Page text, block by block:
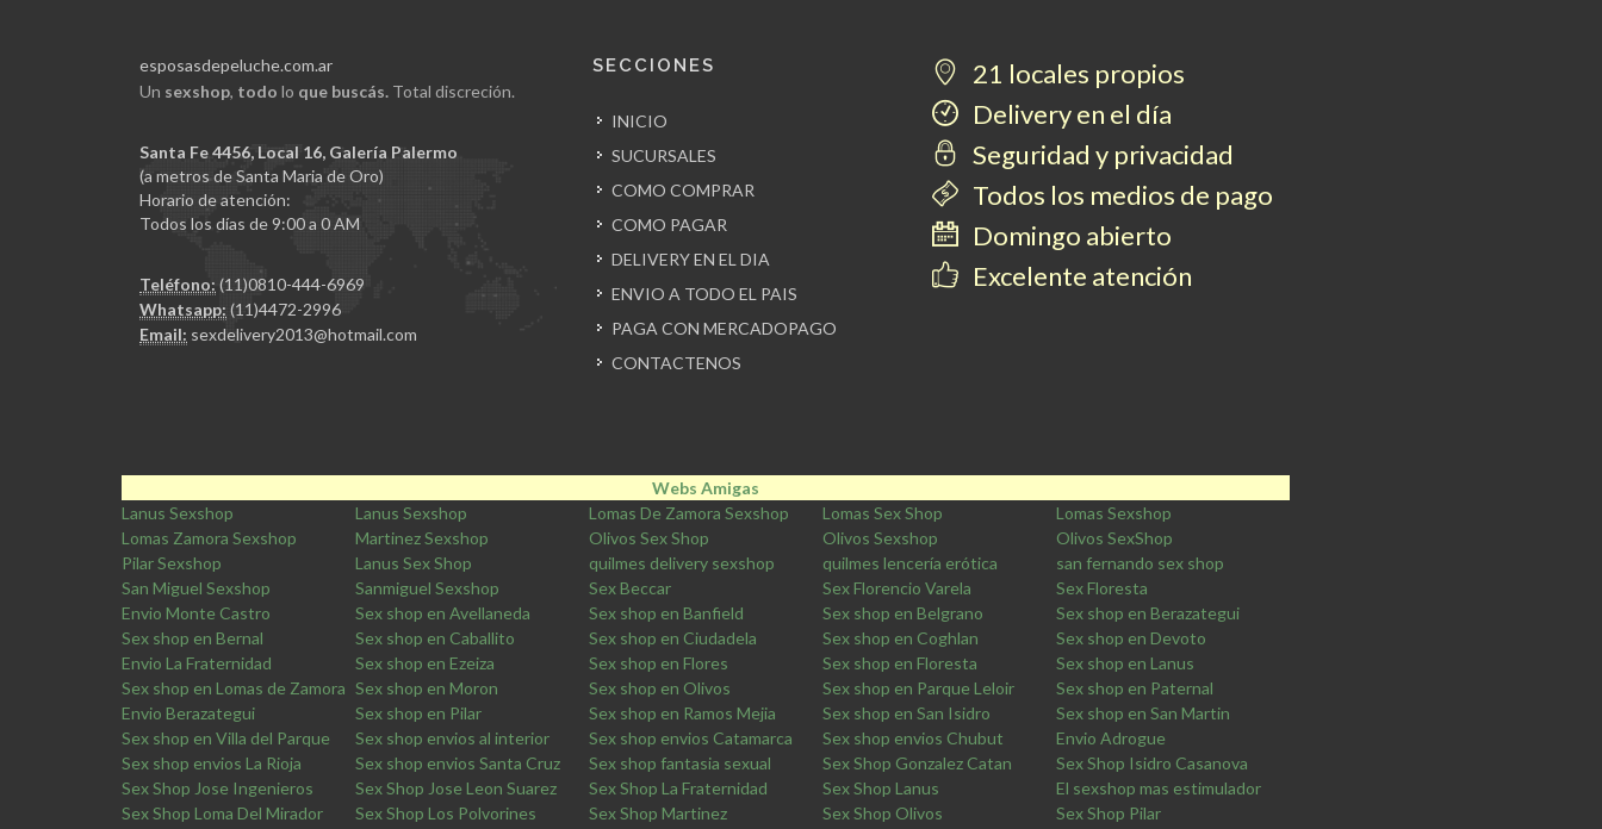
esposasdepeluche.com.ar
Un sexshop, todo lo que buscás. Total discreción.
Santa Fe 4456, Local 16, Galería Palermo
(a metros de Santa Maria de Oro)
Horario de atención:
Todos los días de 9:00 a 0 AM
Teléfono: (11)0810-444-6969
Whatsapp: (11)4472-2996
Email: sexdelivery2013@hotmail.com
SECCIONES
INICIO
SUCURSALES
COMO COMPRAR
COMO PAGAR
DELIVERY EN EL DIA
ENVIO A TODO EL PAIS
PAGA CON MERCADOPAGO
CONTACTENOS
21 locales propios
Delivery en el día
Seguridad y privacidad
Todos los medios de pago
Domingo abierto
Excelente atención
Webs Amigas
Lanus Sexshop
Lanus Sexshop Lomas De Zamora Sexshop Lomas Sex Shop
Lomas Sexshop
Lomas Zamora Sexshop
Martinez Sexshop Olivos Sex Shop Olivos Sexshop
Olivos SexShop
Pilar Sexshop
Lanus Sex Shop quilmes delivery sexshop quilmes lencería erótica
san fernando sex shop
San Miguel Sexshop
Sanmiguel Sexshop Sex Beccar Sex Florencio Varela
Sex Floresta
Envio Monte Castro
Sex shop en Avellaneda Sex shop en Banfield Sex shop en Belgrano
Sex shop en Berazategui
Sex shop en Bernal
Sex shop en Caballito Sex shop en Ciudadela Sex shop en Coghlan
Sex shop en Devoto
Envio La Fraternidad
Sex shop en Ezeiza Sex shop en Flores Sex shop en Floresta
Sex shop en Lanus
Sex shop en Lomas de Zamora Sex shop en Moron Sex shop en Olivos Sex shop en Parque Leloir
Sex shop en Paternal
Envio Berazategui
Sex shop en Pilar Sex shop en Ramos Mejia Sex shop en San Isidro
Sex shop en San Martin
Sex shop en Villa del Parque
Sex shop envios al interior Sex shop envios Catamarca Sex shop envios Chubut
Envio Adrogue
Sex shop envios La Rioja
Sex shop envios Santa Cruz Sex shop fantasia sexual Sex Shop Gonzalez Catan
Sex Shop Isidro Casanova
Sex Shop Jose Ingenieros
Sex Shop Jose Leon Suarez Sex Shop La Fraternidad Sex Shop Lanus
El sexshop mas estimulador
Sex Shop Loma Del Mirador
Sex Shop Los Polvorines Sex Shop Martinez Sex Shop Olivos
Sex Shop Pilar